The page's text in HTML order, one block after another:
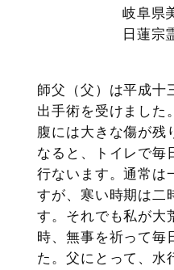
岐阜県
日蓮宗
師父（父）は平成十
出手術を受けました
腹には大きな傷が残
なると、トイレで毎
行ないます。通常は
すが、寒い時期は二
す。それでも私が大
時、無事を祈って毎
た。父にとって、水